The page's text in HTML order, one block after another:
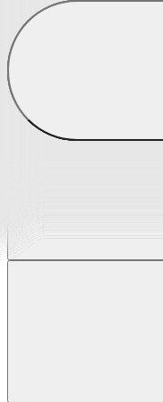
Prostěradla